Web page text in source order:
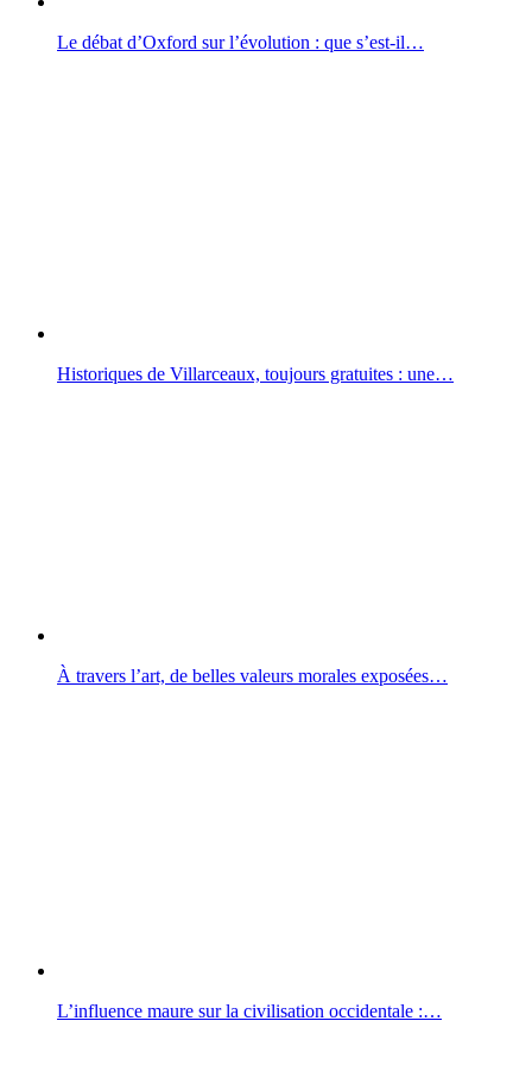
Le débat d’Oxford sur l’évolution : que s’est-il…
Historiques de Villarceaux, toujours gratuites : une…
À travers l’art, de belles valeurs morales exposées…
L’influence maure sur la civilisation occidentale :…